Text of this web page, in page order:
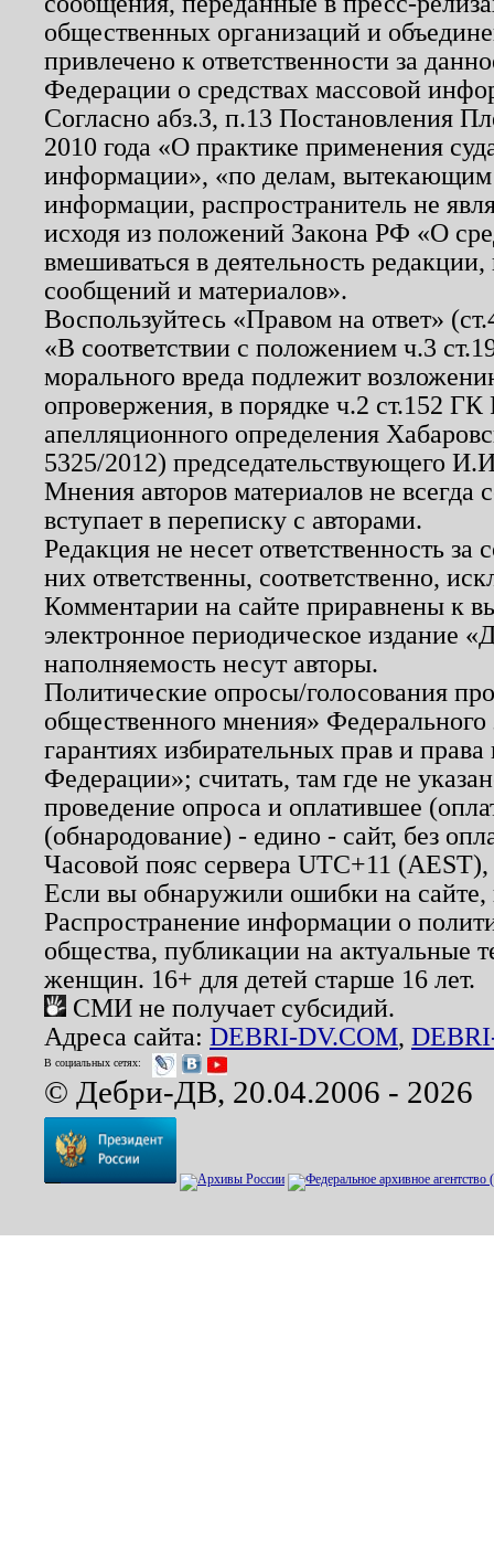
общественных организаций и
привлечено к ответственности за
Федерации о средствах массовой
Согласно абз.3, п.13 Постановления
2010 года «О практике применения
информации», «по делам, вытекающим
информации, распространитель не
исходя из положений Закона РФ «О
вмешиваться в деятельность
сообщений и материалов».
Воспользуйтесь «Правом на ответ»
«В соответствии с положением ч.3
морального вреда подлежит
опровержения, в порядке ч.2 ст.152
апелляционного определения
5325/2012) председательствующего
Мнения авторов материалов не
вступает в переписку с авторами.
Редакция не несет ответственность
них ответственны, соответственно,
Комментарии на сайте приравнены к
электронное периодическое издание
наполняемость несут авторы.
Политические опросы/голосования
общественного мнения»
гарантиях избирательных прав и
Федерации»; считать, там где не
проведение опроса и оплатившее
(обнародование) - едино - сайт, без
Часовой пояс сервера UTC+11
Если вы обнаружили ошибки на
Распространение информации о
общества, публикации на актуальные
женщин. 16+ для детей старше 16 лет.
СМИ не получает субсидий.
Адреса сайта: DEBRI-DV.COM,
В социальных сетях:
© Дебри-ДВ, 20.04.2006 - 2026